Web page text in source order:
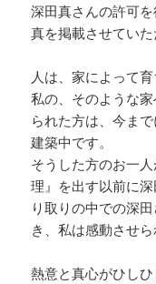
深田真さんの許可
真を掲載させていた
人は、家によって育
私の、そのような
られた方は、今ま
建築中です。
そうした方のお一
理』を出す以前に
り取りの中での深
き、私は感動させら
熱意と真心がひしひ